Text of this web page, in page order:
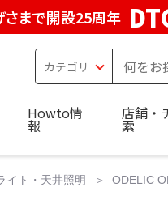
さまで開設25周年
Howto情
報
店舗・
索
イト・天井照明 ODELIC